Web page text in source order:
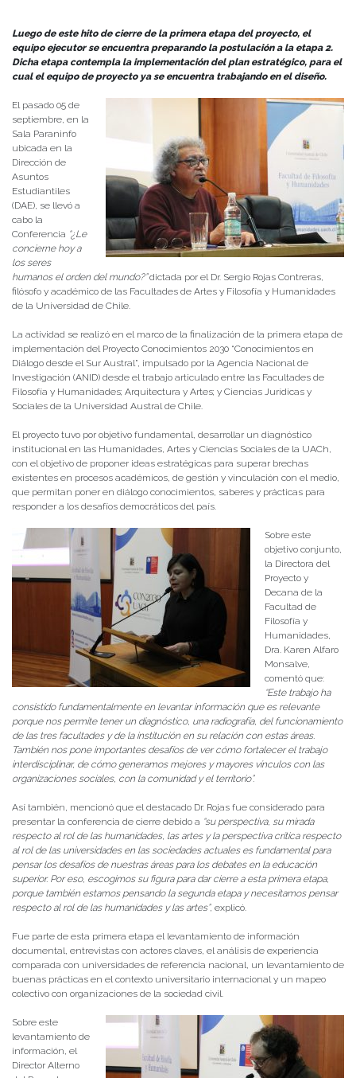
Luego de este hito de cierre de la primera etapa del proyecto, el
equipo ejecutor se encuentra preparando la postulación a la etapa 2.
Dicha etapa contempla la implementación del plan estratégico, para el
cual el equipo de proyecto ya se encuentra trabajando en el diseño.
El pasado 05 de
septiembre, en la
Sala Paraninfo
ubicada en la
Dirección de
Asuntos
Estudiantiles
(DAE), se llevó a
cabo la
Conferencia “¿Le
concierne hoy a
los seres
humanos el orden del mundo?”dictada por el Dr. Sergio Rojas Contreras,
filósofo y académico de las Facultades de Artes y Filosofía y Humanidades
de la Universidad de Chile.
La actividad se realizó en el marco de la finalización de la primera etapa de
implementación del Proyecto Conocimientos 2030 “Conocimientos en
Diálogo desde el Sur Austral”, impulsado por la Agencia Nacional de
Investigación (ANID) desde el trabajo articulado entre las Facultades de
Filosofía y Humanidades; Arquitectura y Artes; y Ciencias Jurídicas y
Sociales de la Universidad Austral de Chile.
El proyecto tuvo por objetivo fundamental, desarrollar un diagnóstico
institucional en las Humanidades, Artes y Ciencias Sociales de la UACh,
con el objetivo de proponer ideas estratégicas para superar brechas
existentes en procesos académicos, de gestión y vinculación con el medio,
que permitan poner en diálogo conocimientos, saberes y prácticas para
responder a los desafíos democráticos del país.
Sobre este
objetivo conjunto,
la Directora del
Proyecto y
Decana de la
Facultad de
Filosofía y
Humanidades,
Dra. Karen Alfaro
Monsalve,
comentó que:
“Este trabajo ha
consistido fundamentalmente en levantar información que es relevante
porque nos permite tener un diagnóstico, una radiografía, del funcionamiento
de las tres facultades y de la institución en su relación con estas áreas.
También nos pone importantes desafíos de ver cómo fortalecer el trabajo
interdisciplinar, de cómo generamos mejores y mayores vínculos con las
organizaciones sociales, con la comunidad y el territorio”.
Así también, mencionó que el destacado Dr. Rojas fue considerado para
presentar la conferencia de cierre debido a “su perspectiva, su mirada
respecto al rol de las humanidades, las artes y la perspectiva crítica respecto
al rol de las universidades en las sociedades actuales es fundamental para
pensar los desafíos de nuestras áreas para los debates en la educación
superior. Por eso, escogimos su figura para dar cierre a esta primera etapa,
porque también estamos pensando la segunda etapa y necesitamos pensar
respecto al rol de las humanidades y las artes”, explicó.
Fue parte de esta primera etapa el levantamiento de información
documental, entrevistas con actores claves, el análisis de experiencia
comparada con universidades de referencia nacional, un levantamiento de
buenas prácticas en el contexto universitario internacional y un mapeo
colectivo con organizaciones de la sociedad civil.
Sobre este
levantamiento de
información, el
Director Alterno